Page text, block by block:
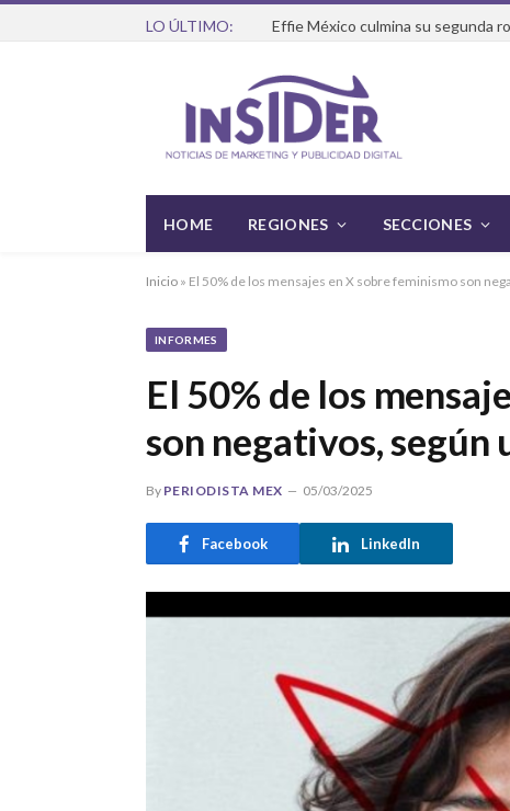
LO ÚLTIMO: Effie México culmina su segunda
HOME REGIONES SECCIONES
Inicio » El 50% de los mensajes en X sobre feminismo son
INFORMES
El 50% de los
son negativos, según
By PERIODISTA MEX 05/03/2025
Facebook LinkedIn